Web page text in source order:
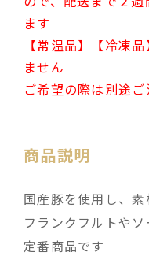
ます
【常温品】【冷凍
ません
ご希望の際は別途
商品説明
国産豚を使用し、
フランクフルトや
定番商品です